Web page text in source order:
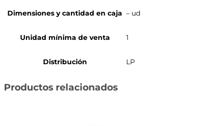
Dimensiones y cantidad en caja – ud
Unidad mínima de venta 1
Distribución LP
Productos relacionados